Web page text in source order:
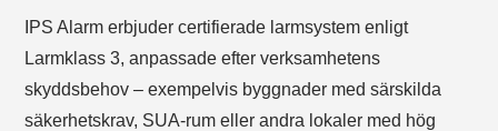
IPS Alarm erbjuder certifierade larmsystem enligt
Larmklass 3, anpassade efter verksamhetens
skyddsbehov – exempelvis byggnader med särskilda
säkerhetskrav, SUA-rum eller andra lokaler med hög